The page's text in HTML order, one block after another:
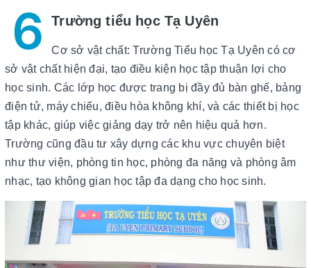
6 Trường tiểu học Tạ Uyên
Cơ sở vật chất: Trường Tiểu học Tạ Uyên có cơ
sở vật chất hiện đại, tạo điều kiện học tập thuận lợi cho
học sinh. Các lớp học được trang bị đầy đủ bàn ghế, bảng
điện tử, máy chiếu, điều hòa không khí, và các thiết bị học
tập khác, giúp việc giảng dạy trở nên hiệu quả hơn.
Trường cũng đầu tư xây dựng các khu vực chuyên biệt
như thư viện, phòng tin học, phòng đa năng và phòng âm
nhạc, tạo không gian học tập đa dạng cho học sinh.